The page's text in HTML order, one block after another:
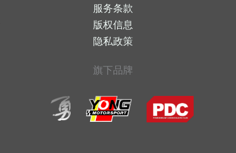
服务条款
版权信息
隐私政策
旗下品牌